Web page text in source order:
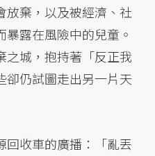
放棄，以及被經濟、社
露在風險中的兒童。
之城，抱持著「反正我
卻仍試圖走出另一片天
回收車的廣播：「亂丟